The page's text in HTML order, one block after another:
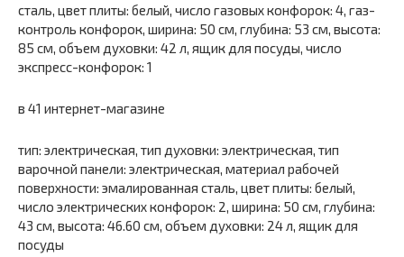
сталь, цвет плиты: белый, число газовых конфорок: 4, газ-
контроль конфорок, ширина: 50 см, глубина: 53 см, высота:
85 см, объем духовки: 42 л, ящик для посуды, число
экспресс-конфорок: 1
в 41 интернет-магазине
тип: электрическая, тип духовки: электрическая, тип
варочной панели: электрическая, материал рабочей
поверхности: эмалированная сталь, цвет плиты: белый,
число электрических конфорок: 2, ширина: 50 см, глубина:
43 см, высота: 46.60 см, объем духовки: 24 л, ящик для
посуды